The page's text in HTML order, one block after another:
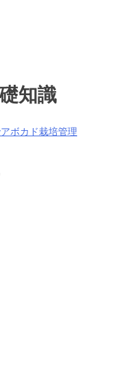
知識
ボカド栽培管理